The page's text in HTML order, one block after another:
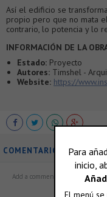
Así el edificio se
propio pero que no mata
contrario, lo potencia y lo
INFORMACIÓN DE LA
Estado: Proyecto
Autores: Timshel -
Website: https://
COMENTARIOS